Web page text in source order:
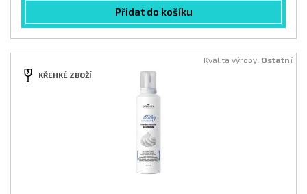
Přidat do košíku
Kvalita výroby: Ostatní
KŘEHKÉ ZBOŽÍ